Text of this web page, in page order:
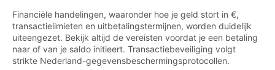
Financiële handelingen, waaronder hoe je geld stort in €,
transactielimieten en uitbetalingstermijnen, worden duidelijk
uiteengezet. Bekijk altijd de vereisten voordat je een betaling
naar of van je saldo initieert. Transactiebeveiliging volgt
strikte Nederland-gegevensbeschermingsprotocollen.